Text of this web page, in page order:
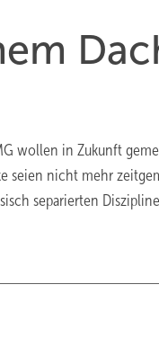
wollen in Zukunft
seien nicht mehr
separierten